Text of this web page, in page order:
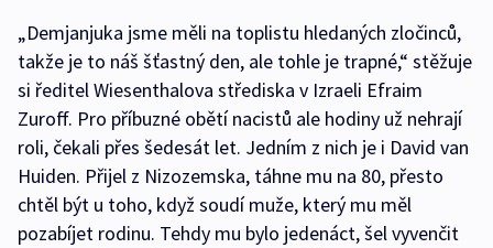
„Demjanjuka jsme měli na toplistu hledaných zločinců,
takže je to náš šťastný den, ale tohle je trapné,“ stěžuje
si ředitel Wiesenthalova střediska v Izraeli Efraim
Zuroff. Pro příbuzné obětí nacistů ale hodiny už nehrají
roli, čekali přes šedesát let. Jedním z nich je i David van
Huiden. Přijel z Nizozemska, táhne mu na 80, přesto
chtěl být u toho, když soudí muže, který mu měl
pozabíjet rodinu. Tehdy mu bylo jedenáct, šel vyvenčit